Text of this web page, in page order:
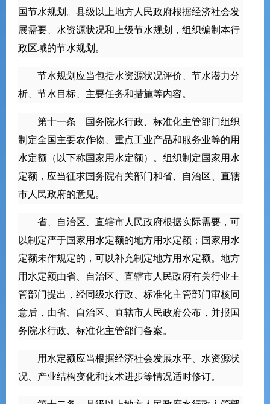
国节水规划。县级以上地方人民政府根据经济社会发
展需要、水资源状况和上级节水规划，组织编制本行
政区域的节水规划。
节水规划应当包括水资源状况评价、节水潜力分
析、节水目标、主要任务和措施等内容。
第十一条 国务院水行政、标准化主管部门组织
制定全国主要农作物、重点工业产品和服务业等的用
水定额（以下称国家用水定额）。组织制定国家用水
定额，应当征求国务院有关部门和省、自治区、直辖
市人民政府的意见。
省、自治区、直辖市人民政府根据实际需要，可
以制定严于国家用水定额的地方用水定额；国家用水
定额未作规定的，可以补充制定地方用水定额。地方
用水定额由省、自治区、直辖市人民政府有关行业主
管部门提出，经同级水行政、标准化主管部门审核同
意后，由省、自治区、直辖市人民政府公布，并报国
务院水行政、标准化主管部门备案。
用水定额应当根据经济社会发展水平、水资源状
况、产业结构变化和技术进步等情况适时修订。